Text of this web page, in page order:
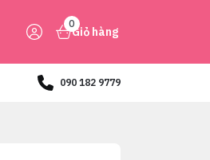
0
Giỏ hàng
090 182 9779